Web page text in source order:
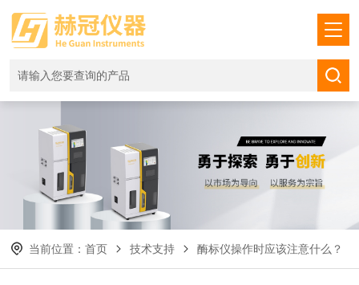
当前位置： 首页 技术支持 酶标仪操作时应该注意什么？